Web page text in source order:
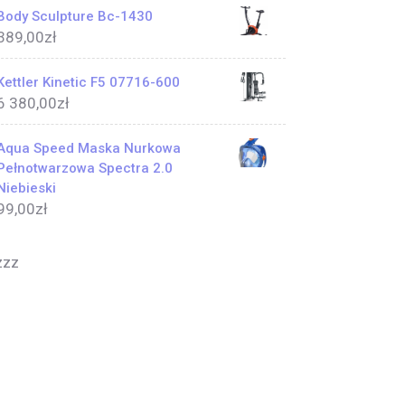
Sculpture Bc-1430
zł
Kinetic F5 07716-600
380,00zł
Speed Maska Nurkowa
Spectra 2.0
zł